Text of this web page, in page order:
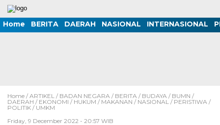
Home BERITA DAERAH NASIONAL INTERNASIONAL
Home / ARTIKEL / BADAN NEGARA / BERITA / BUDAYA / BUMN /
DAERAH / EKONOMI / HUKUM / MAKANAN / NASIONAL / PERISTIWA /
POLITIK / UMKM
Friday, 9 December 2022 - 20:57 WIB